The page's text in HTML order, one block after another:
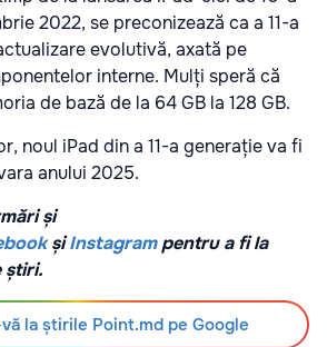
2022, se preconizează ca a 11-a
evolutivă, axată pe
interne. Mulți speră că
de bază de la 64 GB la 128 GB.
noul iPad din a 11-a generație va fi
anului 2025.
și
șiInstagrampentru a fi la
știri.
la știrile Point.md pe Google